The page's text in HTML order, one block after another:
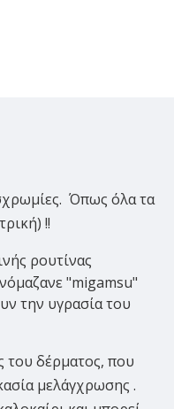
Όπως όλα τα
!!
ρουτίνας
"migamsu"
την υγρασία του
του δέρματος, που
μελάγχρωσης .